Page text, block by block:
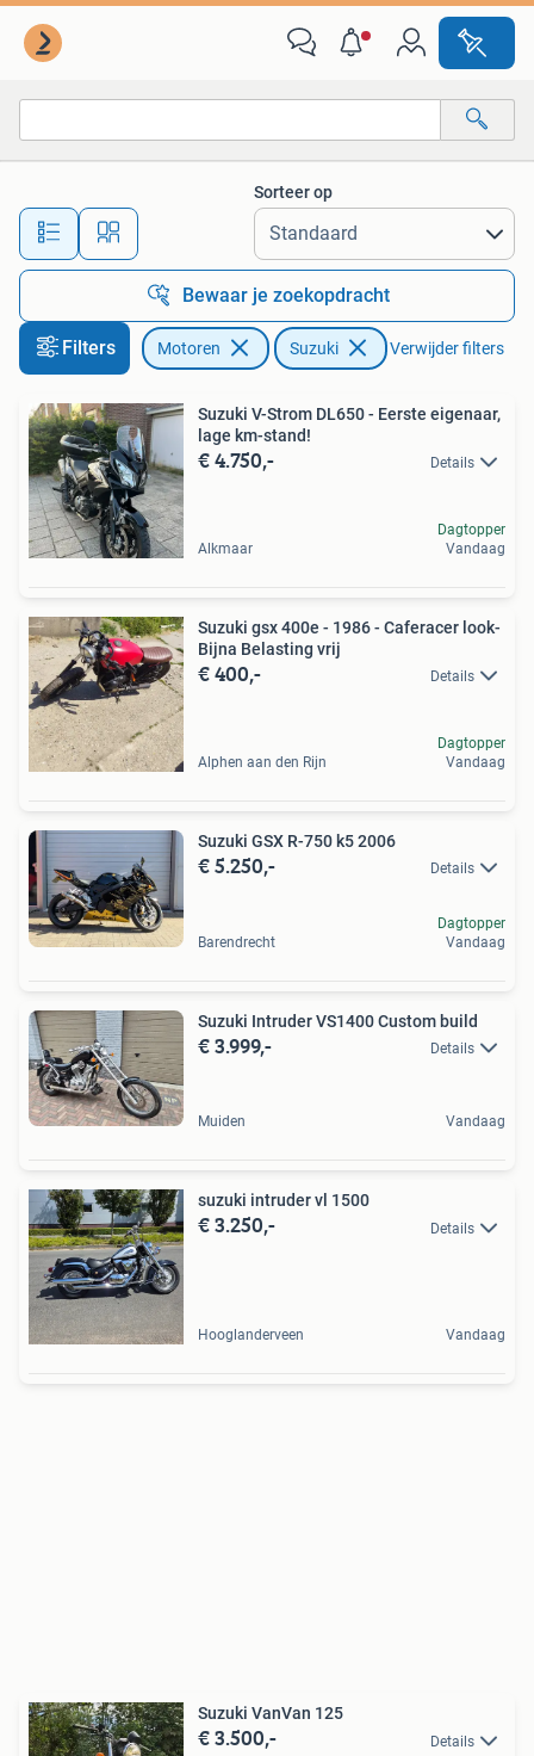
Alle afstanden…
Sorteer op
Bewaar je zoekopdracht
Filters Motoren Suzuki Verwijder filters
Suzuki V-Strom DL650 - Eerste eigenaar,
lage km-stand!
€ 4.750,- Details
Alkmaar
Dagtopper
Vandaag
Suzuki gsx 400e - 1986 - Caferacer look-
Bijna Belasting vrij
€ 400,- Details
Alphen aan den Rijn
Dagtopper
Vandaag
Suzuki GSX R-750 k5 2006
€ 5.250,- Details
Barendrecht
Dagtopper
Vandaag
Suzuki Intruder VS1400 Custom build
€ 3.999,- Details
Muiden Vandaag
suzuki intruder vl 1500
€ 3.250,- Details
Hooglanderveen Vandaag
Suzuki VanVan 125
€ 3.500,- Details